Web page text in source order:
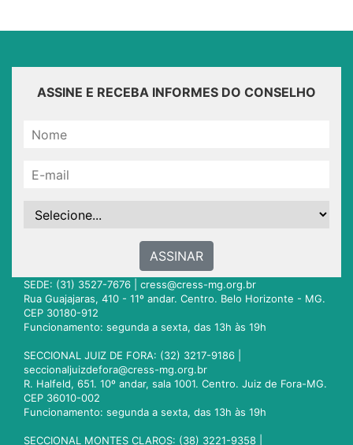
ASSINE E RECEBA INFORMES DO CONSELHO
ASSINAR
SEDE: (31) 3527-7676 | cress@cress-mg.org.br
Rua Guajajaras, 410 - 11º andar. Centro. Belo Horizonte - MG.
CEP 30180-912
Funcionamento: segunda a sexta, das 13h às 19h
SECCIONAL JUIZ DE FORA: (32) 3217-9186 |
seccionaljuizdefora@cress-mg.org.br
R. Halfeld, 651. 10º andar, sala 1001. Centro. Juiz de Fora-MG.
CEP 36010-002
Funcionamento: segunda a sexta, das 13h às 19h
SECCIONAL MONTES CLAROS: (38) 3221-9358 |